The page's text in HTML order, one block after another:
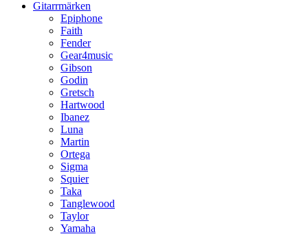
Gitarrmärken
Epiphone
Faith
Fender
Gear4music
Gibson
Godin
Gretsch
Hartwood
Ibanez
Luna
Martin
Ortega
Sigma
Squier
Taka
Tanglewood
Taylor
Yamaha